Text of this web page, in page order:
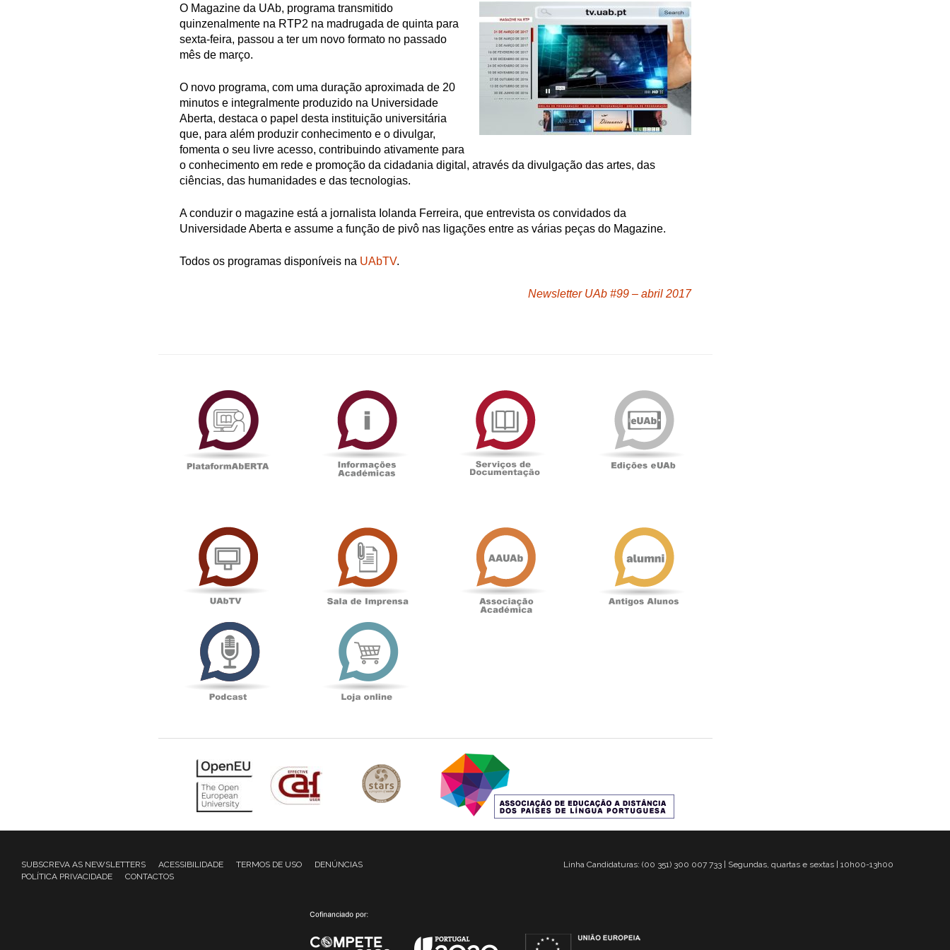
O Magazine da UAb, programa transmitido
quinzenalmente na RTP2 na madrugada de quinta para
sexta-feira, passou a ter um novo formato no passado
mês de março.
O novo programa, com uma duração aproximada de 20
minutos e integralmente produzido na Universidade
Aberta, destaca o papel desta instituição universitária
que, para além produzir conhecimento e o divulgar,
fomenta o seu livre acesso, contribuindo ativamente para
o conhecimento em rede e promoção da cidadania digital, através da divulgação das artes, das
ciências, das humanidades e das tecnologias.
A conduzir o magazine está a jornalista Iolanda Ferreira, que entrevista os convidados da
Universidade Aberta e assume a função de pivô nas ligações entre as várias peças do Magazine.
Todos os programas disponíveis na UAbTV.
Newsletter UAb #99 – abril 2017
PlataformAberta
Académicas
Documentação
SUBSCREVA AS NEWSLETTERS ACESSIBILIDADE TERMOS DE USO
DENÚNCIAS
POLÍTICA PRIVACIDADE
CONTACTOS
Linha Candidaturas: (00 351) 300 007 733 | Segundas, quartas e sextas | 10h00-13h00